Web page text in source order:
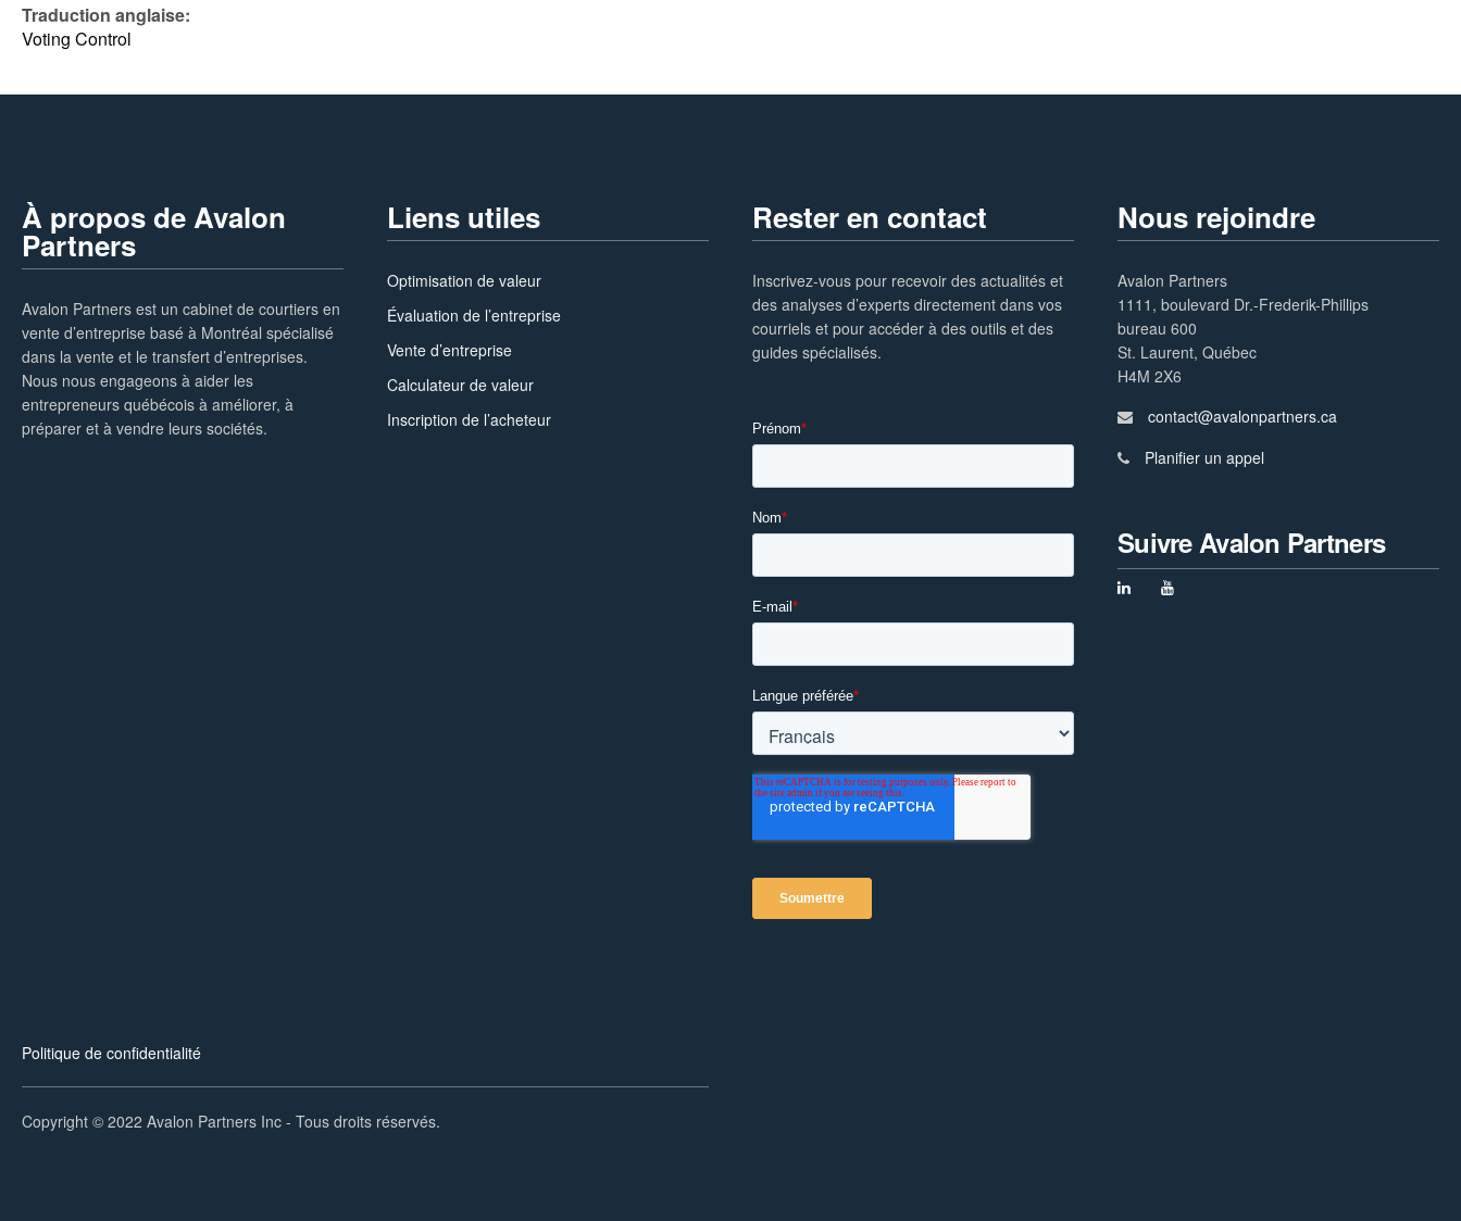
Traduction anglaise:
Voting Control
À propos de Avalon
Partners
Avalon Partners est un cabinet de courtiers en
vente d’entreprise basé à Montréal spécialisé
dans la vente et le transfert d’entreprises.
Nous nous engageons à aider les
entrepreneurs québécois à améliorer, à
préparer et à vendre leurs sociétés.
Liens utiles
Optimisation de valeur
Évaluation de l’entreprise
Vente d’entreprise
Calculateur de valeur
Inscription de l’acheteur
Rester en contact
Inscrivez-vous pour recevoir des actualités et
des analyses d’experts directement dans vos
courriels et pour accéder à des outils et des
guides spécialisés.
Nous rejoindre
Avalon Partners
1111, boulevard Dr.-Frederik-Phillips
bureau 600
St. Laurent, Québec
H4M 2X6
contact@avalonpartners.ca
Planifier un appel
Suivre Avalon Partners
Politique de confidentialité
Copyright © 2022 Avalon Partners Inc - Tous droits réservés.